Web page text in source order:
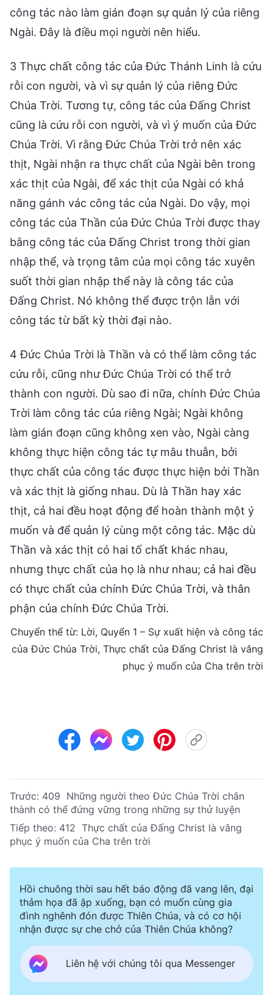
công tác nào làm gián đoạn sự quản lý của riêng
Ngài. Đây là điều mọi người nên hiểu.
3 Thực chất công tác của Đức Thánh Linh là cứu
rỗi con người, và vì sự quản lý của riêng Đức
Chúa Trời. Tương tự, công tác của Đấng Christ
cũng là cứu rỗi con người, và vì ý muốn của Đức
Chúa Trời. Vì rằng Đức Chúa Trời trở nên xác
thịt, Ngài nhận ra thực chất của Ngài bên trong
xác thịt của Ngài, để xác thịt của Ngài có khả
năng gánh vác công tác của Ngài. Do vậy, mọi
công tác của Thần của Đức Chúa Trời được thay
bằng công tác của Đấng Christ trong thời gian
nhập thể, và trọng tâm của mọi công tác xuyên
suốt thời gian nhập thể này là công tác của
Đấng Christ. Nó không thể được trộn lẫn với
công tác từ bất kỳ thời đại nào.
4 Đức Chúa Trời là Thần và có thể làm công tác
cứu rỗi, cũng như Đức Chúa Trời có thể trở
thành con người. Dù sao đi nữa, chính Đức Chúa
Trời làm công tác của riêng Ngài; Ngài không
làm gián đoạn cũng không xen vào, Ngài càng
không thực hiện công tác tự mâu thuẫn, bởi
thực chất của công tác được thực hiện bởi Thần
và xác thịt là giống nhau. Dù là Thần hay xác
thịt, cả hai đều hoạt động để hoàn thành một ý
muốn và để quản lý cùng một công tác. Mặc dù
Thần và xác thịt có hai tố chất khác nhau,
nhưng thực chất của họ là như nhau; cả hai đều
có thực chất của chính Đức Chúa Trời, và thân
phận của chính Đức Chúa Trời.
Chuyển thể từ: Lời, Quyển 1 – Sự xuất hiện và công tác
của Đức Chúa Trời, Thực chất của Đấng Christ là vâng
phục ý muốn của Cha trên trời
Trước: 409 Những người theo Đức Chúa Trời chân
thành có thể đứng vững trong những sự thử luyện
Tiếp theo: 412 Thực chất của Đấng Christ là vâng
phục ý muốn của Cha trên trời
Hồi chuông thời sau hết báo động đã vang lên, đại
thảm họa đã ập xuống, bạn có muốn cùng gia
đình nghênh đón được Thiên Chúa, và có cơ hội
nhận được sự che chở của Thiên Chúa không?
Liên hệ với chúng tôi qua Messenger